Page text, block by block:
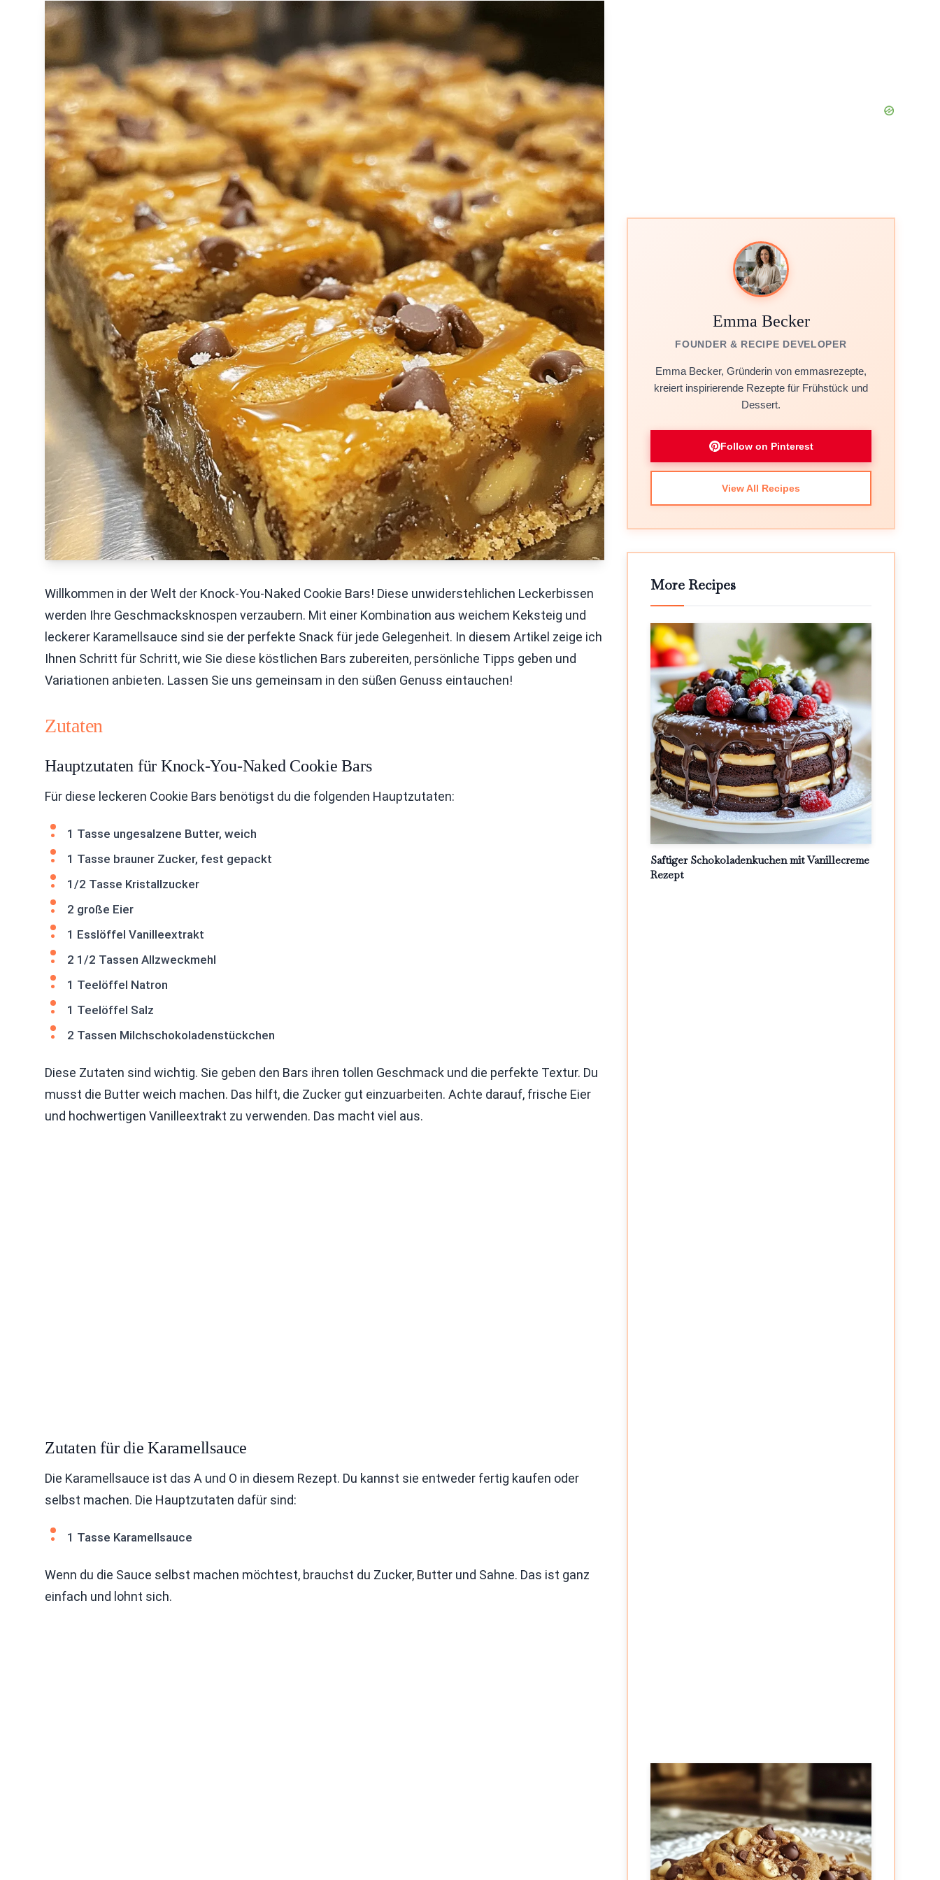
Willkommen in der Welt der Knock-You-Naked Cookie Bars! Diese unwiderstehlichen Leckerbissen
werden Ihre Geschmacksknospen verzaubern. Mit einer Kombination aus weichem Keksteig und
leckerer Karamellsauce sind sie der perfekte Snack für jede Gelegenheit. In diesem Artikel zeige ich
Ihnen Schritt für Schritt, wie Sie diese köstlichen Bars zubereiten, persönliche Tipps geben und
Variationen anbieten. Lassen Sie uns gemeinsam in den süßen Genuss eintauchen!
Zutaten
Hauptzutaten für Knock-You-Naked Cookie Bars
Für diese leckeren Cookie Bars benötigst du die folgenden Hauptzutaten:
1 Tasse ungesalzene Butter, weich
1 Tasse brauner Zucker, fest gepackt
1/2 Tasse Kristallzucker
2 große Eier
1 Esslöffel Vanilleextrakt
2 1/2 Tassen Allzweckmehl
1 Teelöffel Natron
1 Teelöffel Salz
2 Tassen Milchschokoladenstückchen
Diese Zutaten sind wichtig. Sie geben den Bars ihren tollen Geschmack und die perfekte Textur. Du
musst die Butter weich machen. Das hilft, die Zucker gut einzuarbeiten. Achte darauf, frische Eier
und hochwertigen Vanilleextrakt zu verwenden. Das macht viel aus.
Zutaten für die Karamellsauce
Die Karamellsauce ist das A und O in diesem Rezept. Du kannst sie entweder fertig kaufen oder
selbst machen. Die Hauptzutaten dafür sind:
1 Tasse Karamellsauce
Wenn du die Sauce selbst machen möchtest, brauchst du Zucker, Butter und Sahne. Das ist ganz
einfach und lohnt sich.
Emma Becker
FOUNDER & RECIPE DEVELOPER
Emma Becker, Gründerin von emmasrezepte,
kreiert inspirierende Rezepte für Frühstück und
Dessert.
Follow on Pinterest
View All Recipes
More Recipes
Saftiger Schokoladenkuchen mit Vanillecreme
Rezept